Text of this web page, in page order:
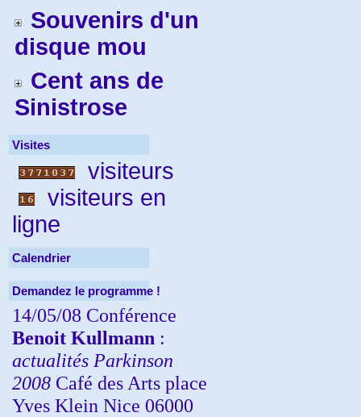
Souvenirs d'un
disque mou
Cent ans de
Sinistrose
Visites
visiteurs
visiteurs en
ligne
Calendrier
Demandez le programme !
14/05/08 Conférence
Benoit Kullmann :
actualités Parkinson
2008 Café des Arts place
Yves Klein Nice 06000